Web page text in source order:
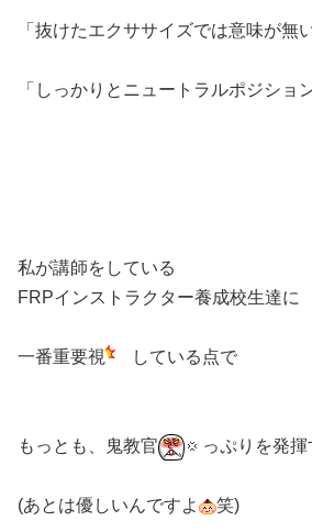
「抜けたエクササイズでは意味が無
「しっかりとニュートラルポジショ
私が講師をしている
FRPインストラクター養成校生達に
一番重要視 している点で
もっとも、鬼教官 っぷりを発
(あとは優しいんですよ 笑)